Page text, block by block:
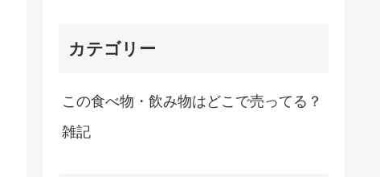
カテゴリー
この食べ物・飲み物はどこで売ってる？
雑記